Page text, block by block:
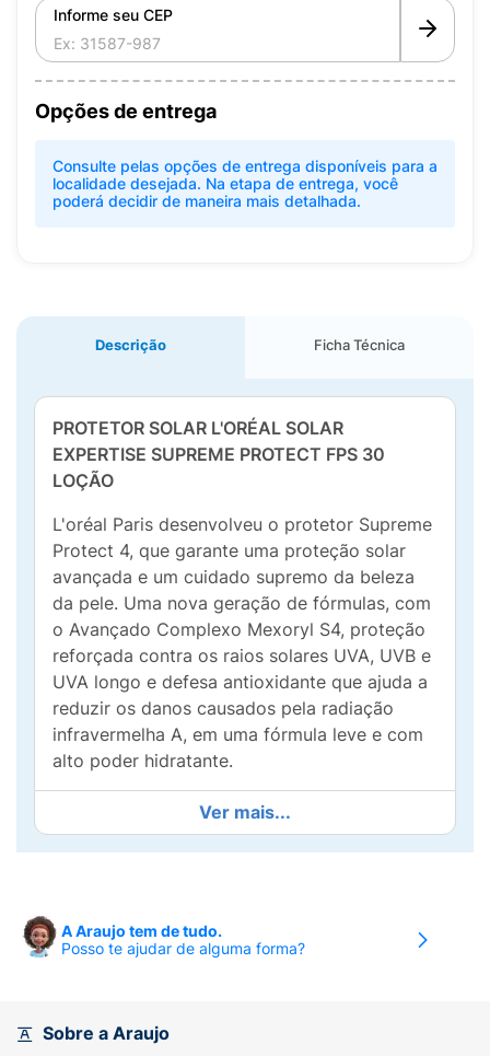
Informe seu CEP
Opções de entrega
Consulte pelas opções de entrega disponíveis para a
localidade desejada. Na etapa de entrega, você
poderá decidir de maneira mais detalhada.
Descrição Ficha Técnica
PROTETOR SOLAR L'ORÉAL SOLAR
EXPERTISE SUPREME PROTECT FPS 30
LOÇÃO
L'oréal Paris desenvolveu o protetor Supreme
Protect 4, que garante uma proteção solar
avançada e um cuidado supremo da beleza
da pele. Uma nova geração de fórmulas, com
o Avançado Complexo Mexoryl S4, proteção
reforçada contra os raios solares UVA, UVB e
UVA longo e defesa antioxidante que ajuda a
reduzir os danos causados pela radiação
infravermelha A, em uma fórmula leve e com
alto poder hidratante.
Proteção até contra os raios UVA Longos que
penetram mais profundamente na pele.Defesa
antioxidante pra ajudar a preservar o
absorção para uma pele macia e com toque
aveludado.Previne o envelhecimento e
profundos.Testado dermatologicamente.
Ver mais...
A Araujo tem de tudo.
Posso te ajudar de alguma forma?
Sobre a Araujo